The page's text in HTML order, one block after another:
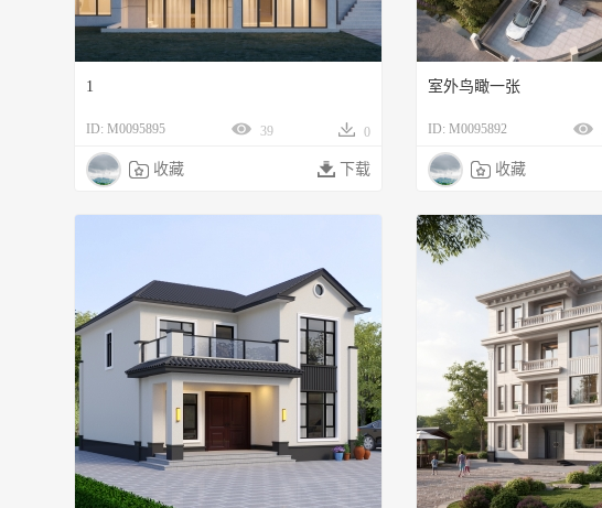
1
ID: M0095895 39 0
 收藏  下载
室外鸟瞰一张
ID: M0095892
 收藏